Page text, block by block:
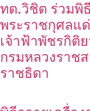
ทต.วิชิต ร่วมพิ
พระราชกุศลแ
เจ้าฟ้าพัชรกิติ
กรมหลวงราช
ราชธิดา